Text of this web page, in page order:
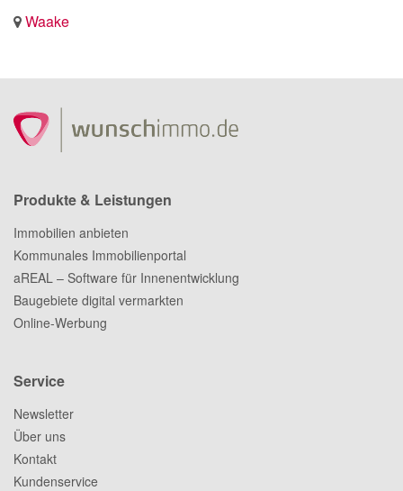
Waake
Produkte & Leistungen
Immobilien anbieten
Kommunales Immobilienportal
aREAL – Software für Innenentwicklung
Baugebiete digital vermarkten
Online-Werbung
Service
Newsletter
Über uns
Kontakt
Kundenservice